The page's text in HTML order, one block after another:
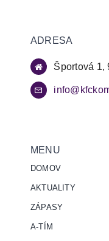
ADRESA
Športová 1,
MENU
DOMOV
AKTUALITY
ZÁPASY
A-TÍM